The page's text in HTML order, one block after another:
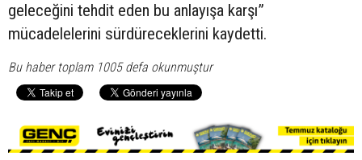
geleceğini tehdit eden bu anlayışa karşı”
mücadelelerini sürdüreceklerini kaydetti.
Bu haber toplam 1005 defa okunmuştur